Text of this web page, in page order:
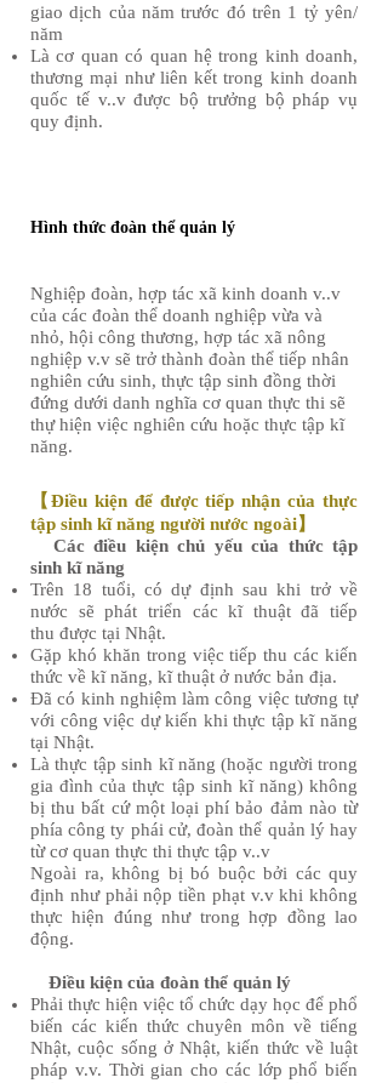
giao dịch của năm trước đó trên 1 tỷ yên/
năm
Là cơ quan có quan hệ trong kinh doanh,
thương mại như liên kết trong kinh doanh
quốc tế v..v được bộ trưởng bộ pháp vụ
quy định.
Hình thức đoàn thể quản lý
Nghiệp đoàn, hợp tác xã kinh doanh v..v
của các đoàn thể doanh nghiệp vừa và
nhỏ, hội công thương, hợp tác xã nông
nghiệp v.v sẽ trở thành đoàn thể tiếp nhân
nghiên cứu sinh, thực tập sinh đồng thời
đứng dưới danh nghĩa cơ quan thực thi sẽ
thự hiện việc nghiên cứu hoặc thực tập kĩ
năng.
【Điều kiện để được tiếp nhận của thực
tập sinh kĩ năng người nước ngoài】
Các điều kiện chủ yếu của thức tập
sinh kĩ năng
Trên 18 tuổi, có dự định sau khi trở về
nước sẽ phát triển các kĩ thuật đã tiếp
thu được tại Nhật.
Gặp khó khăn trong việc tiếp thu các kiến
thức về kĩ năng, kĩ thuật ở nước bản địa.
Đã có kinh nghiệm làm công việc tương tự
với công việc dự kiến khi thực tập kĩ năng
tại Nhật.
Là thực tập sinh kĩ năng (hoặc người trong
gia đình của thực tập sinh kĩ năng) không
bị thu bất cứ một loại phí bảo đảm nào từ
phía công ty phái cử, đoàn thể quản lý hay
từ cơ quan thực thi thực tập v..v
Ngoài ra, không bị bó buộc bởi các quy
định như phải nộp tiền phạt v.v khi không
thực hiện đúng như trong hợp đồng lao
động.
​​ Điều kiện của đoàn thể quản lý
Phải thực hiện việc tổ chức dạy học để phổ
biến các kiến thức chuyên môn về tiếng
Nhật, cuộc sống ở Nhật, kiến thức về luật
pháp v.v. Thời gian cho các lớp phổ biến